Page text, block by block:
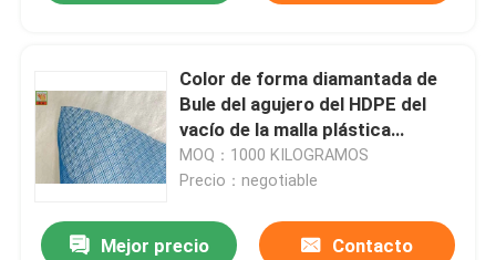
Color de forma diamantada de
Bule del agujero del HDPE del
vacío de la malla plástica
industrial de la infusión
MOQ：1000 KILOGRAMOS
Precio：negotiable
Mejor precio Contacto